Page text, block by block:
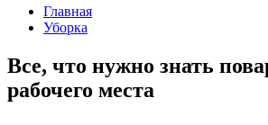
Главная
Уборка
Все, что нужно знать
рабочего места